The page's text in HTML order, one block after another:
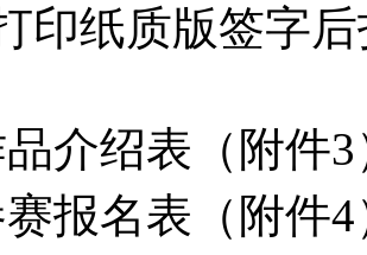
印纸质版签字
介绍表（附件3
报名表（附件4